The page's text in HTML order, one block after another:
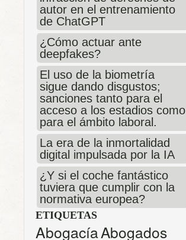
autor en el entrenamiento
de ChatGPT
¿Cómo actuar ante
deepfakes?
El uso de la biometría
sigue dando disgustos;
sanciones tanto para el
acceso a los estadios como
para el ámbito laboral.
La era de la inmortalidad
digital impulsada por la IA
¿Y si el coche fantástico
tuviera que cumplir con la
normativa europea?
ETIQUETAS
AbogacíaAbogados